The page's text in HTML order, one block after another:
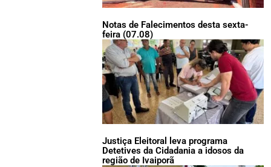
Notas de Falecimentos desta sexta-
feira (07.08)
Justiça Eleitoral leva programa
Detetives da Cidadania a idosos da
região de Ivaiporã